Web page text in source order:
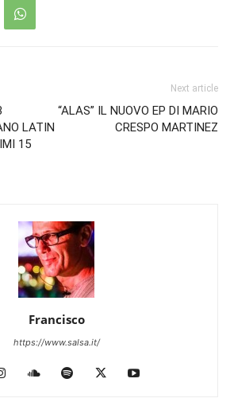
LATIN
15
Next article
“ALAS” IL NUOVO EP DI MARIO
CRESPO MARTINEZ
Francisco
https://www.salsa.it/